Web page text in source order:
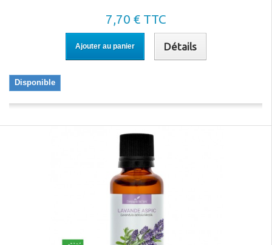
7,70 € TTC
Ajouter au panier Détails
Disponible